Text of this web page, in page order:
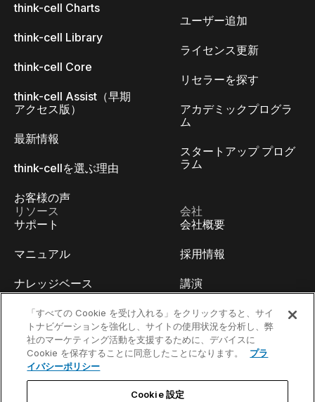
think-cell Charts
think-cell Library
think-cell Core
think-cell Assist（早期
アクセス版）
最新情報
think-cellを選ぶ理由
お客様の声
ユーザー追加
ライセンス更新
リセラーを探す
アカデミックプログラ
ム
スタートアップ プログ
ラム
リソース
サポート
マニュアル
ナレッジベース
think-cell Academy
ビデオチュートリアル
コンテンツハブ
会社
会社概要
採用情報
講演
イベント
開発者ブログ
「すべての Cookie を受け入れる」をクリックすると、サイ
トナビゲーションを強化し、サイトの使用状況を分析し、弊
社のマーケティング活動を支援するために、デバイスに
Cookie を保存することに同意したことになります。
プラ
イバシーポリシー
Cookie 設定